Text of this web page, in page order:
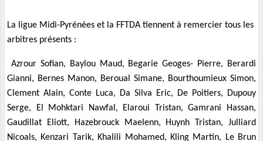
La ligue Midi-Pyrénées et la FFTDA tiennent à remercier tous les
arbitres présents :
Azrour Sofian, Baylou Maud, Begarie Geoges- Pierre, Berardi
Gianni, Bernes Manon, Beroual Simane, Bourthoumieux Simon,
Clement Alain, Conte Luca, Da Silva Eric, De Poitiers, Dupouy
Serge, El Mohktari Nawfal, Elaroui Tristan, Gamrani Hassan,
Gaudillat Eliott, Hazebrouck Maelenn, Huynh Tristan, Julliard
Nicoals, Kenzari Tarik, Khalili Mohamed, Kling Martin, Le Brun